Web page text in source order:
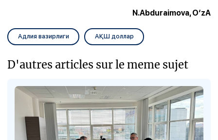
N.Abduraimova, O‘zA
Адлия вазирлиги АҚШ доллар
D'autres articles sur le meme sujet